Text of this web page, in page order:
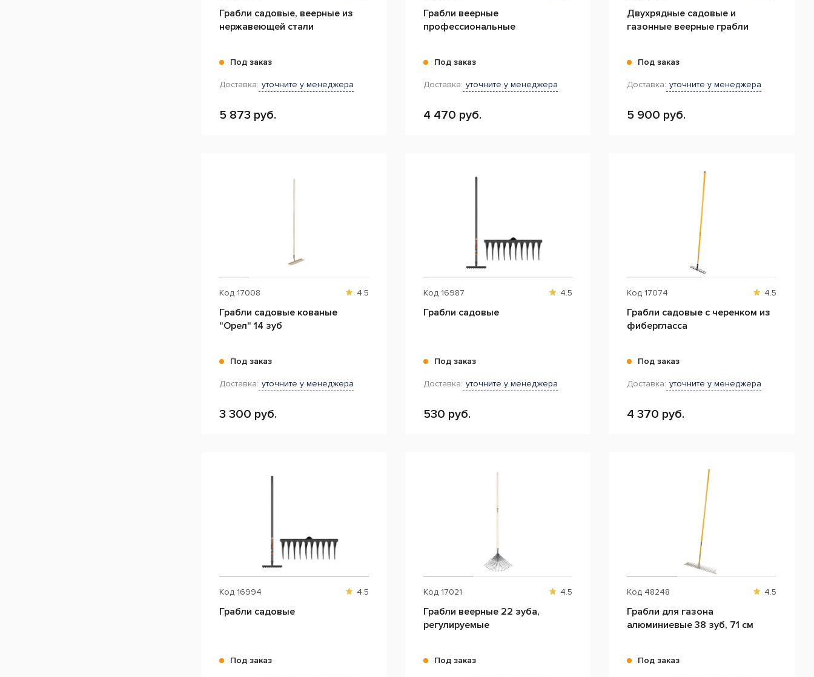
Грабли садовые, веерные из
нержавеющей стали
Под заказ
Доставка: уточните у менеджера
5 873 руб.
Грабли веерные
профессиональные
Под заказ
Доставка: уточните у менеджера
4 470 руб.
Двухрядные садовые и
газонные веерные грабли
Под заказ
Доставка: уточните у менеджера
5 900 руб.
Код 17008 4.5
Грабли садовые кованые
"Орел" 14 зуб
Под заказ
Доставка: уточните у менеджера
3 300 руб.
Код 16987 4.5
Грабли садовые
Под заказ
Доставка: уточните у менеджера
530 руб.
Код 17074 4.5
Грабли садовые с черенком из
фибергласса
Под заказ
Доставка: уточните у менеджера
4 370 руб.
Код 16994 4.5
Грабли садовые
Под заказ
Код 17021 4.5
Грабли веерные 22 зуба,
регулируемые
Под заказ
Код 48248 4.5
Грабли для газона
алюминиевые 38 зуб, 71 см
Под заказ